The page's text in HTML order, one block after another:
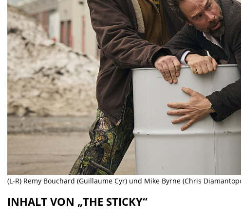
(L-R) Remy Bouchard (Guillaume Cyr) und Mike Byrne (Chris
INHALT VON „THE STICKY“